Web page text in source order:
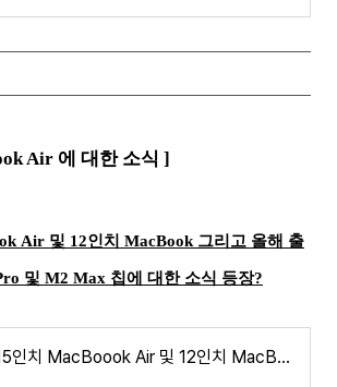
Air 에 대한 소식 ]
Air 및 12인치 MacBook 그리고 올해 출
및 M2 Max 칩에 대한 소식 등장?
15인치 MacBoook Air 및 12인치 MacBook 그리고 올해 출시 예상되는 M2 Pro 및 M2 Max 칩에 대한 소식 등장?